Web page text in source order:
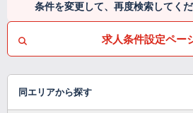
条件を変更して、再度検索してく
求人条件設定ペー
同エリアから探す